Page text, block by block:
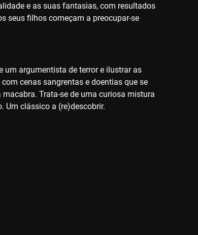
e as suas fantasias, com resultados
seus filhos começam a preocupar-se
um argumentista de terror e ilustrar as
cenas sangrentas e doentias que se
Trata-se de uma curiosa mistura
Um clássico a (re)descobrir.